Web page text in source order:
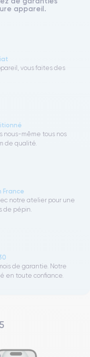
appareil.
vous faites des
nous-même tous nos
de qualité.
France
notre atelier pour une
de pépin.
de garantie. Notre
en toute confiance.